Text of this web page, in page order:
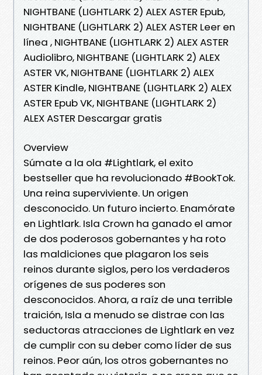
NIGHTBANE (LIGHTLARK 2) ALEX ASTER Epub,
NIGHTBANE (LIGHTLARK 2) ALEX ASTER Leer en
línea , NIGHTBANE (LIGHTLARK 2) ALEX ASTER
Audiolibro, NIGHTBANE (LIGHTLARK 2) ALEX
ASTER VK, NIGHTBANE (LIGHTLARK 2) ALEX
ASTER Kindle, NIGHTBANE (LIGHTLARK 2) ALEX
ASTER Epub VK, NIGHTBANE (LIGHTLARK 2)
ALEX ASTER Descargar gratis
Overview
Súmate a la ola #Lightlark, el exito
bestseller que ha revolucionado #BookTok.
Una reina superviviente. Un origen
desconocido. Un futuro incierto. Enamórate
en Lightlark. Isla Crown ha ganado el amor
de dos poderosos gobernantes y ha roto
las maldiciones que plagaron los seis
reinos durante siglos, pero los verdaderos
orígenes de sus poderes son
desconocidos. Ahora, a raíz de una terrible
traición, Isla a menudo se distrae con las
seductoras atracciones de Lightlark en vez
de cumplir con su deber como líder de sus
reinos. Peor aún, los otros gobernantes no